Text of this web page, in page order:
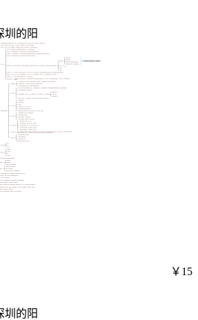
圳的阳
圳的阳
￥15